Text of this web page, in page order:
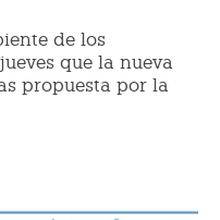
de los
que la nueva
propuesta por la